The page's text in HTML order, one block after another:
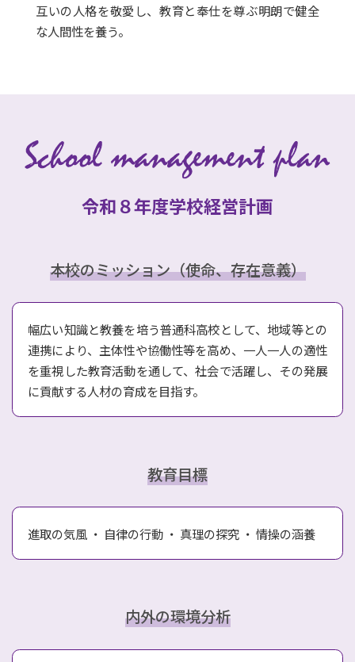
互いの人格を敬愛し、教育と奉仕を尊ぶ明朗で健全
な人間性を養う。
令和８年度学校経営計画
本校のミッション（使命、存在意義）
幅広い知識と教養を培う普通科高校として、地域等との
連携により、主体性や協働性等を高め、一人一人の適性
を重視した教育活動を通して、社会で活躍し、その発展
に貢献する人材の育成を目指す。
教育目標
進取の気風 ・ 自律の行動 ・ 真理の探究 ・ 情操の涵養
内外の環境分析